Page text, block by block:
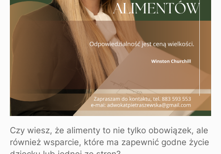
Czy wiesz, że alimenty to nie tylko obowiązek, ale
również wsparcie, które ma zapewnić godne życie